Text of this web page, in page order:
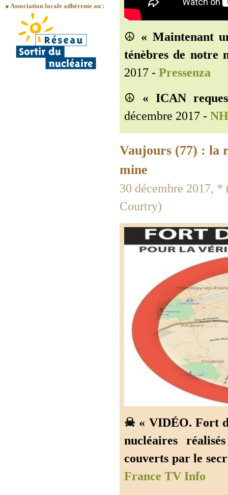
● Association locale adhérente au :
☮️ « Maintenant
ténèbres de notre
2017 - Pressenza
☮️ « ICAN
décembre 2017 -
Vaujours (77) : la
mine
30 décembre 2017, *
Courtry)
☠ « VIDÉO. Fort
nucléaires
couverts par le
France TV Info